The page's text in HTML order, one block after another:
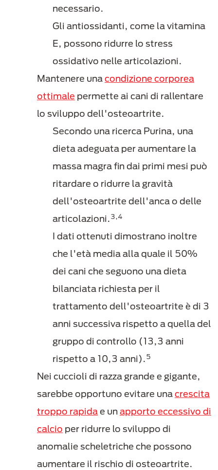
necessario.
Gli antiossidanti, come la vitamina
E, possono ridurre lo stress
ossidativo nelle articolazioni.
Mantenere unacondizione corporea
ottimale permette ai cani di rallentare
lo sviluppo dell'osteoartrite.
Secondo una ricerca Purina, una
dieta adeguata per aumentare la
massa magra fin dai primi mesi può
ritardare o ridurre la gravità
dell'osteoartrite dell'anca o delle
articolazioni.3,4
I dati ottenuti dimostrano inoltre
che l'età media alla quale il 50%
dei cani che seguono una dieta
bilanciata richiesta per il
trattamento dell'osteoartrite è di 3
anni successiva rispetto a quella del
gruppo di controllo (13,3 anni
rispetto a 10,3 anni).5
Nei cuccioli di razza grande e gigante,
sarebbe opportuno evitare unacrescita
troppo rapidae unapporto eccessivo di
calcio per ridurre lo sviluppo di
anomalie scheletriche che possono
aumentare il rischio di osteoartrite.